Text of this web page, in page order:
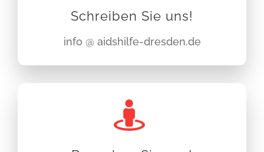
Schreiben Sie uns!
info @ aidshilfe-dresden.de